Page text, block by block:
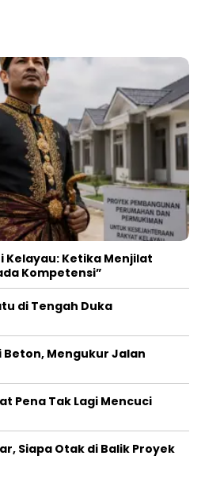
Kelayau: Ketika Menjilat
Kompetensi”
di Tengah Duka
Beton, Mengukur Jalan
Pena Tak Lagi Mencuci
Siapa Otak di Balik Proyek